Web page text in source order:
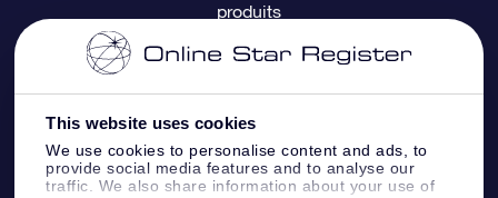
This website uses cookies
We use cookies to personalise content and ads, to
provide social media features and to analyse our
traffic. We also share information about your use of
Revues
Appli Voler vers les étoiles
Informations d’expédition
Politique de retour
Constellations
produits